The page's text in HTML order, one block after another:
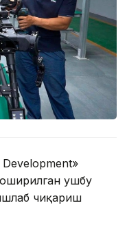
ушбу
чиқариш